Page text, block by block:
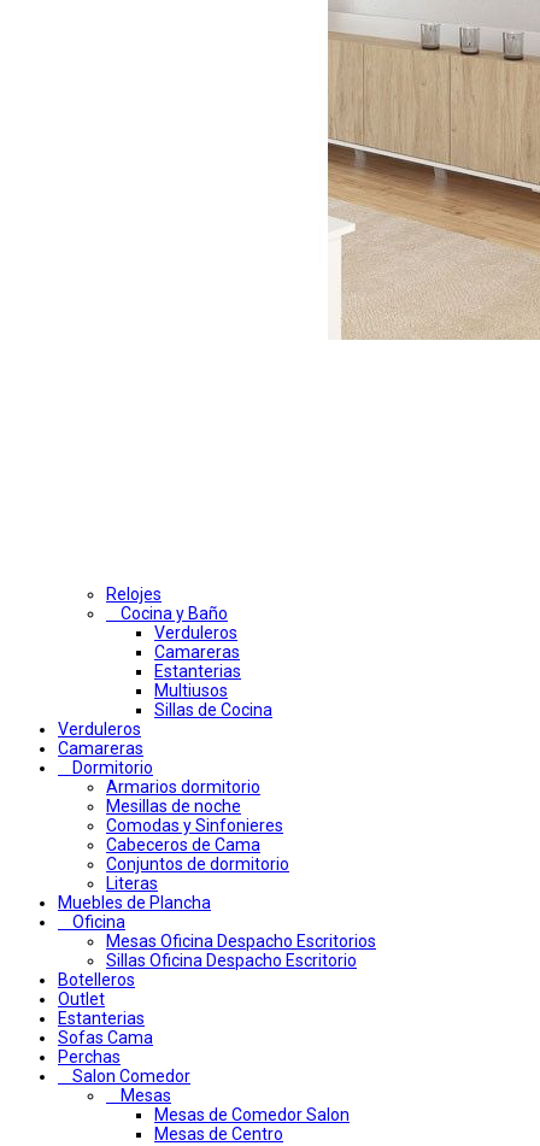
Relojes
Cocina y Baño
Verduleros
Camareras
Estanterias
Multiusos
Sillas de Cocina
Verduleros
Camareras
Dormitorio
Armarios dormitorio
Mesillas de noche
Comodas y Sinfonieres
Cabeceros de Cama
Conjuntos de dormitorio
Literas
Muebles de Plancha
Oficina
Mesas Oficina Despacho Escritorios
Sillas Oficina Despacho Escritorio
Botelleros
Outlet
Estanterias
Sofas Cama
Perchas
Salon Comedor
Mesas
Mesas de Comedor Salon
Mesas de Centro